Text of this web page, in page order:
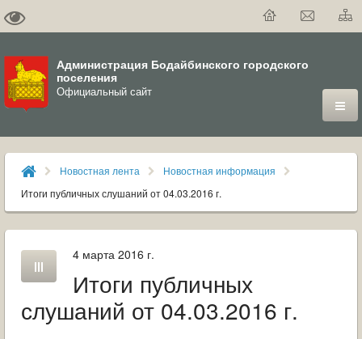
Администрация Бодайбинского городского
поселения
Официальный сайт
ГОРОД
ДУМА
ВЛАСТЬ
ДОКУМЕНТЫ
ОФИЦИАЛЬНЫЙ ВЕСТНИК БОДАЙБО
Новостная лента
Новостная информация
Итоги публичных слушаний от 04.03.2016 г.
4 марта 2016 г.
Итоги публичных
слушаний от 04.03.2016 г.